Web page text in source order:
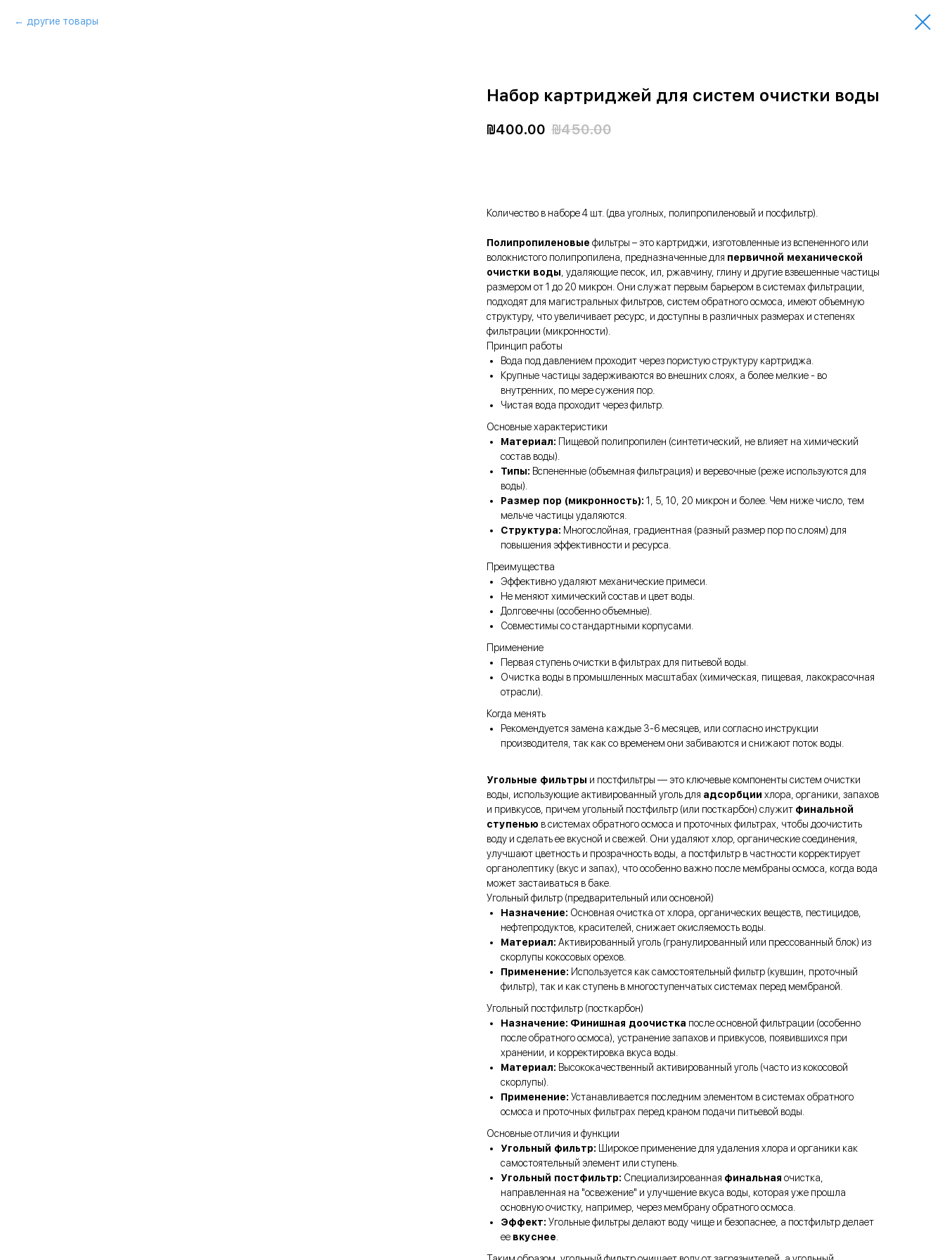
другие товары
Набор картриджей для систем очистки воды
₪400.00 ₪450.00
Количество в наборе 4 шт. (два уголных, полипропиленовый и посфильтр).
Полипропиленовые фильтры – это картриджи, изготовленные из вспененного или
волокнистого полипропилена, предназначенные для первичной механической
очистки воды , удаляющие песок, ил, ржавчину, глину и другие взвешенные частицы
размером от 1 до 20 микрон. Они служат первым барьером в системах фильтрации,
подходят для магистральных фильтров, систем обратного осмоса, имеют объемную
структуру, что увеличивает ресурс, и доступны в различных размерах и степенях
фильтрации (микронности).
Принцип работы
Вода под давлением проходит через пористую структуру картриджа.
Крупные частицы задерживаются во внешних слоях, а более мелкие - во
внутренних, по мере сужения пор.
Чистая вода проходит через фильтр.
Основные характеристики
Материал: Пищевой полипропилен (синтетический, не влияет на химический
состав воды).
Типы: Вспененные (объемная фильтрация) и веревочные (реже используются для
воды).
Размер пор (микронность): 1, 5, 10, 20 микрон и более. Чем ниже число, тем
мельче частицы удаляются.
Структура: Многослойная, градиентная (разный размер пор по слоям) для
повышения эффективности и ресурса.
Преимущества
Эффективно удаляют механические примеси.
Не меняют химический состав и цвет воды.
Долговечны (особенно объемные).
Совместимы со стандартными корпусами.
Применение
Первая ступень очистки в фильтрах для питьевой воды.
Очистка воды в промышленных масштабах (химическая, пищевая, лакокрасочная
отрасли).
Когда менять
Рекомендуется замена каждые 3-6 месяцев, или согласно инструкции
производителя, так как со временем они забиваются и снижают поток воды.
Угольные фильтры и постфильтры — это ключевые компоненты систем очистки
воды, использующие активированный уголь для адсорбции хлора, органики, запахов
и привкусов, причем угольный постфильтр (или посткарбон) служит финальной
ступенью в системах обратного осмоса и проточных фильтрах, чтобы доочистить
воду и сделать ее вкусной и свежей. Они удаляют хлор, органические соединения,
улучшают цветность и прозрачность воды, а постфильтр в частности корректирует
органолептику (вкус и запах), что особенно важно после мембраны осмоса, когда вода
может застаиваться в баке.
Угольный фильтр (предварительный или основной)
Назначение: Основная очистка от хлора, органических веществ, пестицидов,
нефтепродуктов, красителей, снижает окисляемость воды.
Материал: Активированный уголь (гранулированный или прессованный блок) из
скорлупы кокосовых орехов.
Применение: Используется как самостоятельный фильтр (кувшин, проточный
фильтр), так и как ступень в многоступенчатых системах перед мембраной.
Угольный постфильтр (посткарбон)
Назначение: Финишная доочистка после основной фильтрации (особенно
после обратного осмоса), устранение запахов и привкусов, появившихся при
хранении, и корректировка вкуса воды.
Материал: Высококачественный активированный уголь (часто из кокосовой
скорлупы).
Применение: Устанавливается последним элементом в системах обратного
осмоса и проточных фильтрах перед краном подачи питьевой воды.
Основные отличия и функции
Угольный фильтр: Широкое применение для удаления хлора и органики как
самостоятельный элемент или ступень.
Угольный постфильтр: Специализированная финальная очистка,
направленная на "освежение" и улучшение вкуса воды, которая уже прошла
основную очистку, например, через мембрану обратного осмоса.
Эффект: Угольные фильтры делают воду чище и безопаснее, а постфильтр делает
ее вкуснее